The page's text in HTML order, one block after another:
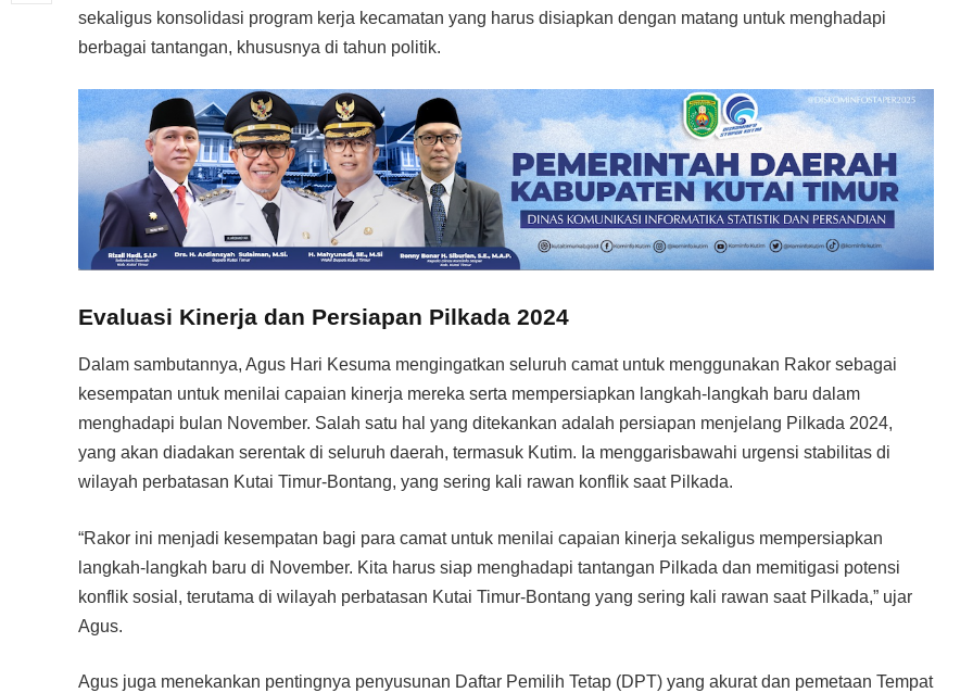
sekaligus konsolidasi program kerja kecamatan yang harus disiapkan dengan matang untuk menghadapi
berbagai tantangan, khususnya di tahun politik.
Evaluasi Kinerja dan Persiapan Pilkada 2024
Dalam sambutannya, Agus Hari Kesuma mengingatkan seluruh camat untuk menggunakan Rakor sebagai
kesempatan untuk menilai capaian kinerja mereka serta mempersiapkan langkah-langkah baru dalam
menghadapi bulan November. Salah satu hal yang ditekankan adalah persiapan menjelang Pilkada 2024,
yang akan diadakan serentak di seluruh daerah, termasuk Kutim. Ia menggarisbawahi urgensi stabilitas di
wilayah perbatasan Kutai Timur-Bontang, yang sering kali rawan konflik saat Pilkada.
“Rakor ini menjadi kesempatan bagi para camat untuk menilai capaian kinerja sekaligus mempersiapkan
langkah-langkah baru di November. Kita harus siap menghadapi tantangan Pilkada dan memitigasi potensi
konflik sosial, terutama di wilayah perbatasan Kutai Timur-Bontang yang sering kali rawan saat Pilkada,” ujar
Agus.
Agus juga menekankan pentingnya penyusunan Daftar Pemilih Tetap (DPT) yang akurat dan pemetaan Tempat